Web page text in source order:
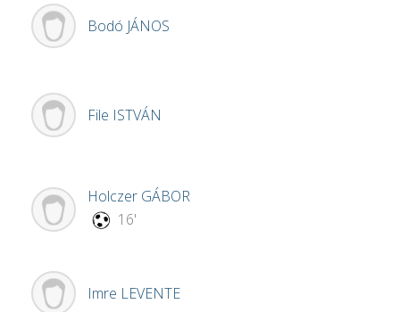
Bodó JÁNOS
File ISTVÁN
Holczer GÁBOR
16'
Imre LEVENTE